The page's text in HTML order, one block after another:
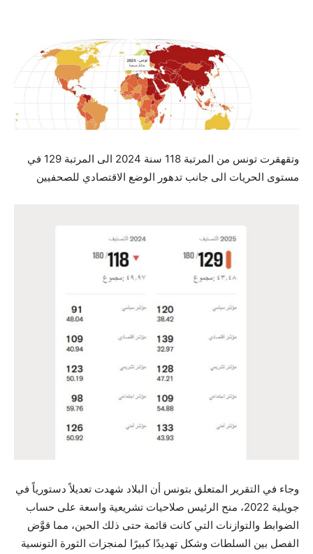
وتقهقرت تونس من المرتبة 118 سنة 2024 الى المرتبة 129 في
مستوى الحريات الى جانب تدهور الوضع الاقتصادي للصحفيين
وجاء في التقرير المتعلق بتونس أن البلاد شهدت تعديلاً دستورياً في
جويلية 2022، منح الرئيس صلاحيات تشريعية واسعة على حساب
الضوابط والتوازنات التي كانت قائمة حتى ذلك الحين، مما قوَّض
الفصل بين السلطات وشكل تهديدًا كبيرًا لمنجزات الثورة التونسية